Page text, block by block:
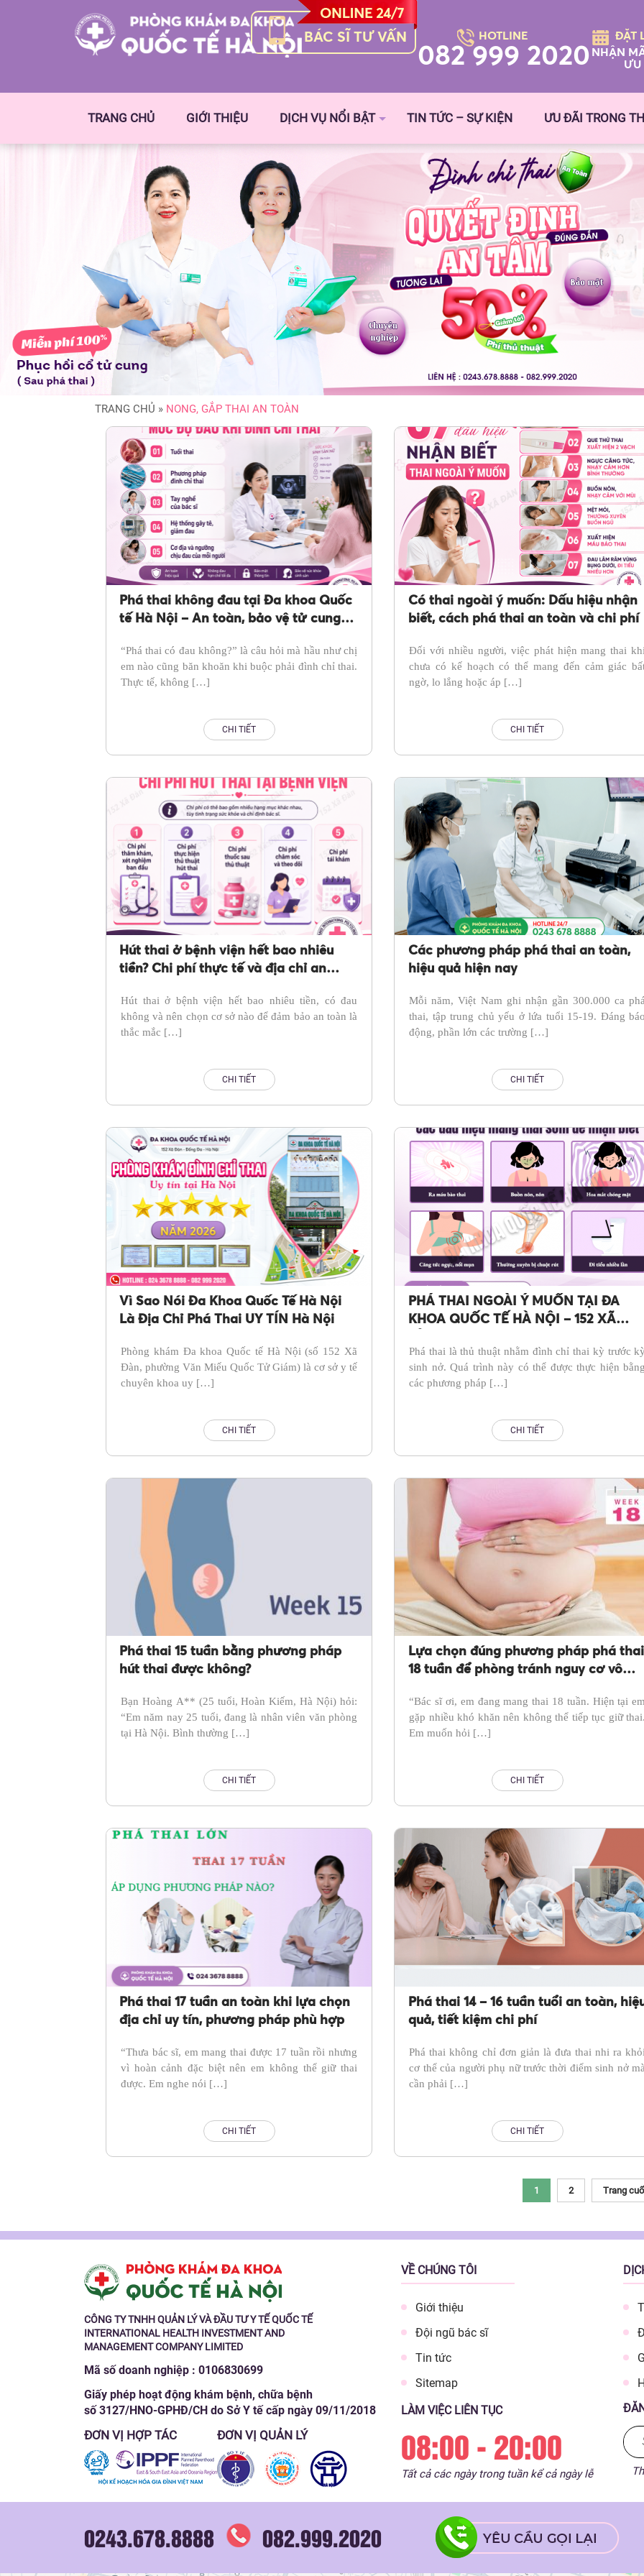
BÁC SĨ TƯ VẤN HOTLINE
082 999 2020
ĐẶT
NHẬN
ƯU
TRANG CHỦ GIỚI THIỆU DỊCH VỤ NỔI BẬT TIN TỨC – SỰ KIỆN ƯU ĐÃI TRONG
TRANG CHỦ » NONG, GẮP THAI AN TOÀN
Phá thai không đau tại Đa khoa Quốc
tế Hà Nội – An toàn, bảo vệ tử cung
“Phá thai có đau không?” là câu hỏi mà hầu như chị
em nào cũng băn khoăn khi buộc phải đình chỉ thai.
Thực tế, không […]
CHI TIẾT
Có thai ngoài ý muốn: Dấu hiệu nhận
biết, cách phá thai an toàn và chi phí
Đối với nhiều người, việc phát hiện mang thai
chưa có kế hoạch có thể mang đến cảm giác
ngờ, lo lắng hoặc áp […]
CHI TIẾT
Hút thai ở bệnh viện hết bao nhiêu
tiền? Chi phí thực tế và địa chỉ an
Hút thai ở bệnh viện hết bao nhiêu tiền, có đau
không và nên chọn cơ sở nào để đảm bảo an toàn là
thắc mắc […]
CHI TIẾT
Các phương pháp phá thai an toàn,
hiệu quả hiện nay
Mỗi năm, Việt Nam ghi nhận gần 300.000 ca
thai, tập trung chủ yếu ở lứa tuổi 15-19. Đáng
động, phần lớn các trường […]
CHI TIẾT
Vì Sao Nói Đa Khoa Quốc Tế Hà Nội
Là Địa Chỉ Phá Thai UY TÍN Hà Nội
Phòng khám Đa khoa Quốc tế Hà Nội (số 152 Xã
Đàn, phường Văn Miếu Quốc Tử Giám) là cơ sở y tế
chuyên khoa uy […]
CHI TIẾT
PHÁ THAI NGOÀI Ý MUỐN TẠI ĐA
KHOA QUỐC TẾ HÀ NỘI – 152 XÃ
Phá thai là thủ thuật nhằm đình chỉ thai kỳ trước
sinh nở. Quá trình này có thể được thực hiện
các phương pháp […]
CHI TIẾT
Phá thai 15 tuần bằng phương pháp
hút thai được không?
Bạn Hoàng A** (25 tuổi, Hoàn Kiếm, Hà Nội) hỏi:
“Em năm nay 25 tuổi, đang là nhân viên văn phòng
tại Hà Nội. Bình thường […]
CHI TIẾT
Lựa chọn đúng phương pháp phá thai
18 tuần để phòng tránh nguy cơ vô
“Bác sĩ ơi, em đang mang thai 18 tuần. Hiện tại
gặp nhiều khó khăn nên không thể tiếp tục giữ
Em muốn hỏi […]
CHI TIẾT
Phá thai 17 tuần an toàn khi lựa chọn
địa chỉ uy tín, phương pháp phù hợp
“Thưa bác sĩ, em mang thai được 17 tuần rồi nhưng
vì hoàn cảnh đặc biệt nên em không thể giữ thai
được. Em nghe nói […]
CHI TIẾT
Phá thai 14 – 16 tuần tuổi an toàn,
quả, tiết kiệm chi phí
Phá thai không chỉ đơn giản là đưa thai nhi ra
cơ thể của người phụ nữ trước thời điểm sinh nở
cần phải […]
CHI TIẾT
1 2 Trang
CÔNG TY TNHH QUẢN LÝ VÀ ĐẦU TƯ Y TẾ QUỐC TẾ
INTERNATIONAL HEALTH INVESTMENT AND
MANAGEMENT COMPANY LIMITED
Mã số doanh nghiệp : 0106830699
Giấy phép hoạt động khám bệnh, chữa bệnh
số 3127/HNO-GPHĐ/CH do Sở Y tế cấp ngày 09/11/2018
ĐƠN VỊ HỢP TÁC ĐƠN VỊ QUẢN LÝ
VỀ CHÚNG TÔI
Giới thiệu
Đội ngũ bác sĩ
Tin tức
Sitemap
LÀM VIỆC LIÊN TỤC
08:00 - 20:00
Tất cả các ngày trong tuần kể cả ngày lễ
0243.678.8888 082.999.2020